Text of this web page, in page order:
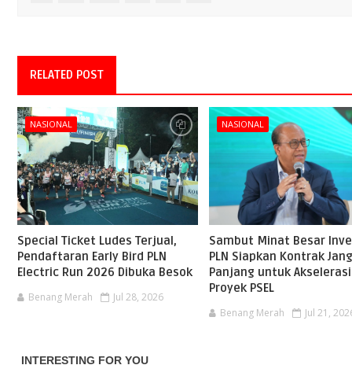
RELATED POST
NASIONAL
Special Ticket Ludes Terjual,
Pendaftaran Early Bird PLN
Electric Run 2026 Dibuka Besok
Benang Merah Jul 28, 2026
NASIONAL
Sambut Minat Besar
PLN Siapkan Kontrak
Panjang untuk Akselerasi
Proyek PSEL
Benang Merah Jul 21,